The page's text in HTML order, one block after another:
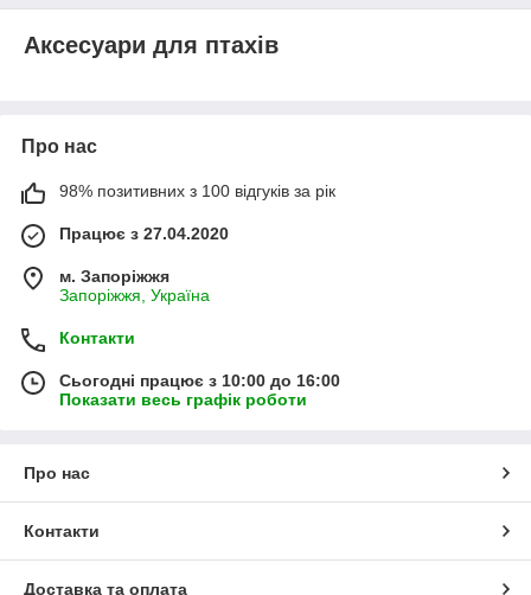
Аксесуари для птахів
Про нас
98% позитивних з 100 відгуків за рік
Працює з 27.04.2020
м. Запоріжжя
Запоріжжя, Україна
Контакти
Сьогодні працює з 10:00 до 16:00
Показати весь графік роботи
Про нас
Контакти
Доставка та оплата